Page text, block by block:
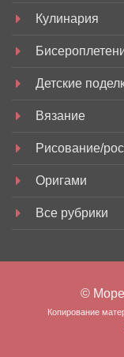
Кулинария
Детские
Вязание
Рисование/
Оригами
Все рубрики
© Море
Копирование